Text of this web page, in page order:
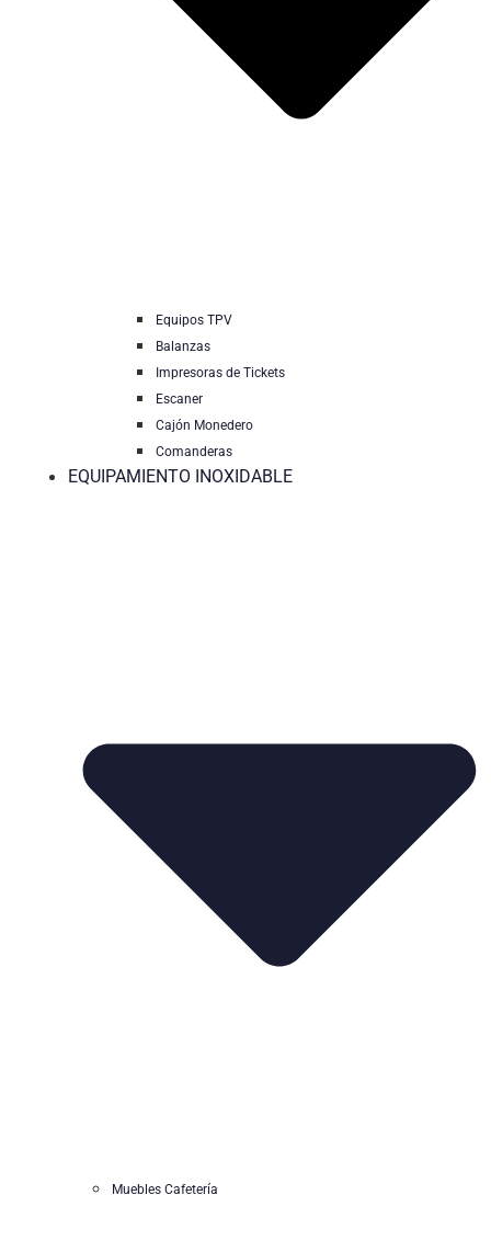
Equipos TPV
Balanzas
Impresoras de Tickets
Escaner
Cajón Monedero
Comanderas
EQUIPAMIENTO INOXIDABLE
Muebles Cafetería